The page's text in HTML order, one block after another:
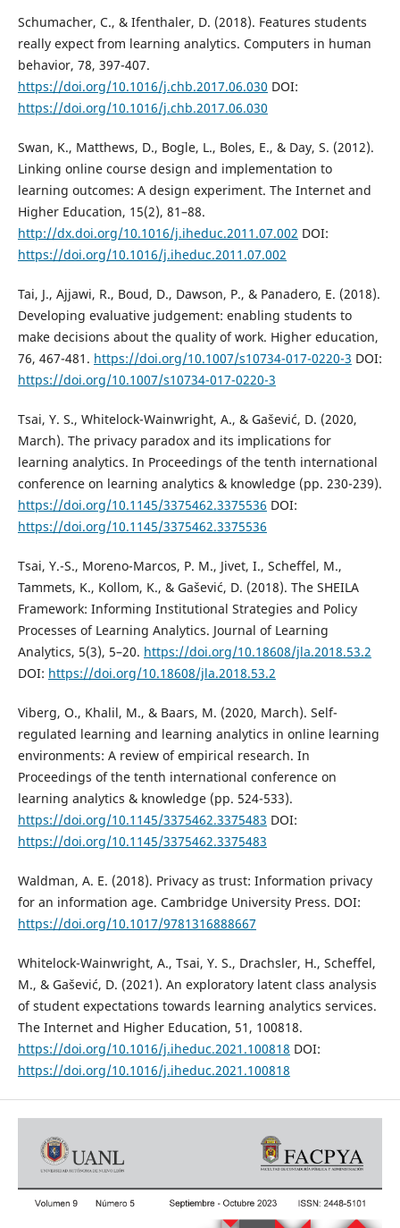
Schumacher, C., & Ifenthaler, D. (2018). Features students
really expect from learning analytics. Computers in human
behavior, 78, 397-407.
https://doi.org/10.1016/j.chb.2017.06.030 DOI:
https://doi.org/10.1016/j.chb.2017.06.030
Swan, K., Matthews, D., Bogle, L., Boles, E., & Day, S. (2012).
Linking online course design and implementation to
learning outcomes: A design experiment. The Internet and
Higher Education, 15(2), 81–88.
http://dx.doi.org/10.1016/j.iheduc.2011.07.002 DOI:
https://doi.org/10.1016/j.iheduc.2011.07.002
Tai, J., Ajjawi, R., Boud, D., Dawson, P., & Panadero, E. (2018).
Developing evaluative judgement: enabling students to
make decisions about the quality of work. Higher education,
76, 467-481. https://doi.org/10.1007/s10734-017-0220-3 DOI:
https://doi.org/10.1007/s10734-017-0220-3
Tsai, Y. S., Whitelock-Wainwright, A., & Gašević, D. (2020,
March). The privacy paradox and its implications for
learning analytics. In Proceedings of the tenth international
conference on learning analytics & knowledge (pp. 230-239).
https://doi.org/10.1145/3375462.3375536 DOI:
https://doi.org/10.1145/3375462.3375536
Tsai, Y.-S., Moreno-Marcos, P. M., Jivet, I., Scheffel, M.,
Tammets, K., Kollom, K., & Gašević, D. (2018). The SHEILA
Framework: Informing Institutional Strategies and Policy
Processes of Learning Analytics. Journal of Learning
Analytics, 5(3), 5–20. https://doi.org/10.18608/jla.2018.53.2
DOI: https://doi.org/10.18608/jla.2018.53.2
Viberg, O., Khalil, M., & Baars, M. (2020, March). Self-
regulated learning and learning analytics in online learning
environments: A review of empirical research. In
Proceedings of the tenth international conference on
learning analytics & knowledge (pp. 524-533).
https://doi.org/10.1145/3375462.3375483 DOI:
https://doi.org/10.1145/3375462.3375483
Waldman, A. E. (2018). Privacy as trust: Information privacy
for an information age. Cambridge University Press. DOI:
https://doi.org/10.1017/9781316888667
Whitelock-Wainwright, A., Tsai, Y. S., Drachsler, H., Scheffel,
M., & Gašević, D. (2021). An exploratory latent class analysis
of student expectations towards learning analytics services.
The Internet and Higher Education, 51, 100818.
https://doi.org/10.1016/j.iheduc.2021.100818 DOI:
https://doi.org/10.1016/j.iheduc.2021.100818